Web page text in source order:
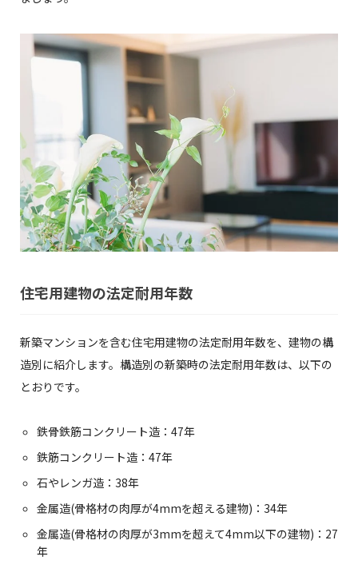
住宅用建物の法定耐用年数
新築マンションを含む住宅用建物の法定耐用年数を、建物の構
造別に紹介します。構造別の新築時の法定耐用年数は、以下の
とおりです。
鉄骨鉄筋コンクリート造：47年
鉄筋コンクリート造：47年
石やレンガ造：38年
金属造(骨格材の肉厚が4mmを超える建物)：34年
金属造(骨格材の肉厚が3mmを超えて4mm以下の建物)：27
年